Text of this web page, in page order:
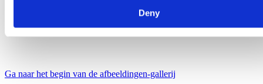
Deny
Ga naar het begin van de afbeeldingen-gallerij